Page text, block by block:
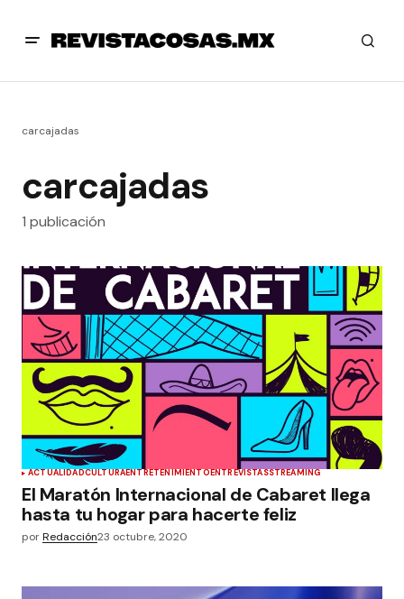
carcajadas
carcajadas
1 publicación
ACTUALIDADCULTURAENTRETENIMIENTOENTREVISTASSTREAMING
El Maratón Internacional de Cabaret llega
hasta tu hogar para hacerte feliz
porRedacción23 octubre, 2020